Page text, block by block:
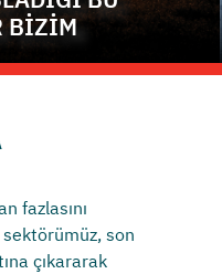
BİZİM
fazlasını
son
çıkararak